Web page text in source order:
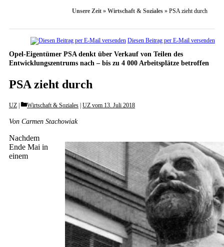
Unsere Zeit » Wirtschaft & Soziales » PSA zieht durch
Diesen Beitrag per E-Mail versenden
Opel-Eigentümer PSA denkt über Verkauf von Teilen des
Entwicklungszentrums nach – bis zu 4 000 Arbeitsplätze betroffen
PSA zieht durch
UZ Categories
Wirtschaft & Soziales UZ vom 13. Juli 2018
Von Carmen Stachowiak
Nachdem
Ende Mai in
einem